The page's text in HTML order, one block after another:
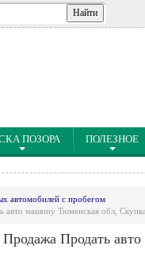
ПОЗОРА ПОЛЕЗНОЕ
автомобилей с пробегом
машину Тюменская обл,
Продать авто